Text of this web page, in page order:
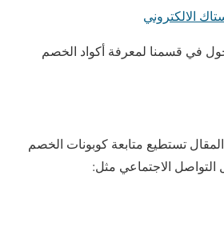
الالكتروني
في قسمنا لمعرفة أكواد الخصم
تستطيع متابعة كوبونات الخصم
التواصل الاجتماعي مثل: